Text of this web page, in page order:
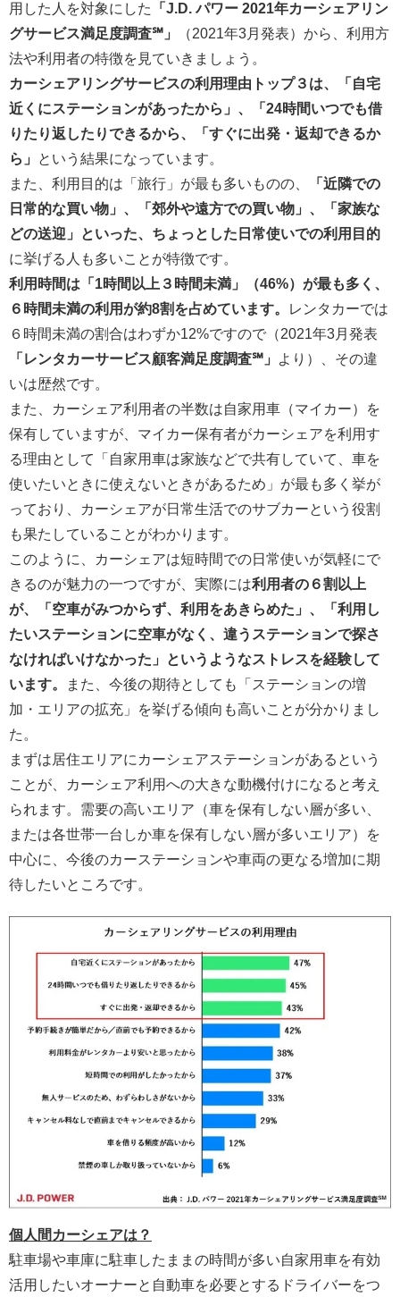
用した人を対象にした
「J.D. パワー 2021年カーシェアリン
グサービス満足度調査℠」
（2021年3月発表）から、利用方
法や利用者の特徴を見ていきましょう。
カーシェアリングサービスの利用理由トップ３は、「自宅
近くにステーションがあったから」、「24時間いつでも借
りたり返したりできるから、「すぐに出発・返却できるか
ら」
という結果になっています。
また、利用目的は「旅行」が最も多いものの、
「近隣での
日常的な買い物」、「郊外や遠方での買い物」、「家族な
どの送迎」といった、ちょっとした日常使いでの利用目的
に挙げる人も多いことが特徴です。
利用時間は「1時間以上３時間未満」（46%）が最も多く、
６時間未満の利用が約8割を占めています。
レンタカーでは
６時間未満の割合はわずか12%ですので（2021年3月発表
「レンタカーサービス顧客満足度調査℠」
より）、その違
いは歴然です。
また、カーシェア利用者の半数は自家用車（マイカー）を
保有していますが、マイカー保有者がカーシェアを利用す
る理由として「自家用車は家族などで共有していて、車を
使いたいときに使えないときがあるため」が最も多く挙が
っており、カーシェアが日常生活でのサブカーという役割
も果たしていることがわかります。​
このように、カーシェアは短時間での日常使いが気軽にで
きるのが魅力の一つですが、実際には利用者の６割以上
が、「空車がみつからず、利用をあきらめた」、「利用し
たいステーションに空車がなく、違うステーションで探さ
なければいけなかった」というようなストレスを経験して
います。
また、今後の期待としても「ステーションの増
加・エリアの拡充」を挙げる傾向も高いことが分かりまし
た。
まずは居住エリアにカーシェアステーションがあるという
ことが、カーシェア利用への大きな動機付けになると考え
られます。需要の高いエリア（車を保有しない層が多い、
または各世帯一台しか車を保有しない層が多いエリア）を
中心に、今後のカーステーションや車両の更なる増加に期
待したいところです。
個人間カーシェアは？
駐車場や車庫に駐車したままの時間が多い自家用車を有効
活用したいオーナーと自動車を必要とするドライバーをつ